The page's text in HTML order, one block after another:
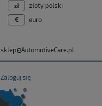
sklep@AutomotiveCare.pl
Zaloguj się
złoty polski
euro